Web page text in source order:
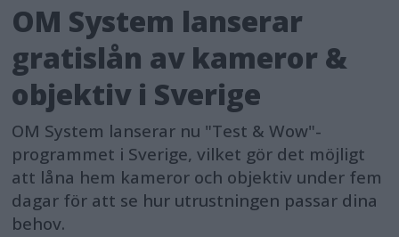
OM System lanserar
gratislån av kameror &
objektiv i Sverige
OM System lanserar nu "Test & Wow"-
programmet i Sverige, vilket gör det möjligt
att låna hem kameror och objektiv under fem
dagar för att se hur utrustningen passar dina
behov.